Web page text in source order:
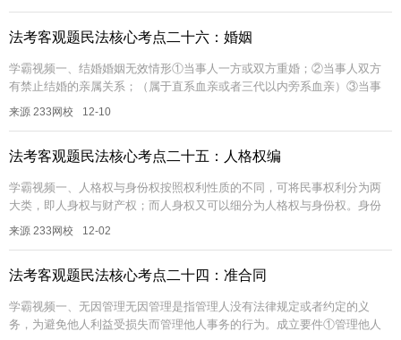
法考客观题民法核心考点二十六：婚姻
学霸视频一、结婚婚姻无效情形①当事人一方或双方重婚；②当事人双方
有禁止结婚的亲属关系；（属于直系血亲或者三代以内旁系血亲）③当事
人一方或双方未达到法定婚龄。（男不得早于22周岁，女不得早于20周
来源 233网校 12-10
法考客观题民法核心考点二十五：人格权编
学霸视频一、人格权与身份权按照权利性质的不同，可将民事权利分为两
大类，即人身权与财产权；而人身权又可以细分为人格权与身份权。身份
权，是指自然人所享有的与其身份有关的一些人身权利。人格权，是指民
来源 233网校 12-02
法考客观题民法核心考点二十四：准合同
学霸视频一、无因管理无因管理是指管理人没有法律规定或者约定的义
务，为避免他人利益受损失而管理他人事务的行为。成立要件①管理他人